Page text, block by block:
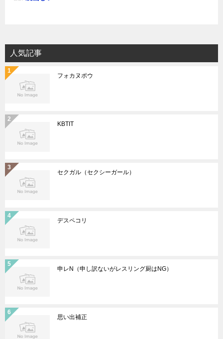
人気記事
フォカヌポウ
KBTIT
セクガル（セクシーガール）
デスペコリ
申レN（申し訳ないがレスリング厨はNG）
思い出補正